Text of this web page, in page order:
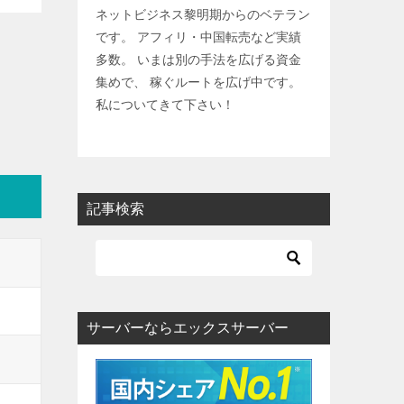
ネットビジネス黎明期からのベテラン
です。 アフィリ・中国転売など実績
多数。 いまは別の手法を広げる資金
集めで、 稼ぐルートを広げ中です。
私についてきて下さい！
記事検索
サーバーならエックスサーバー